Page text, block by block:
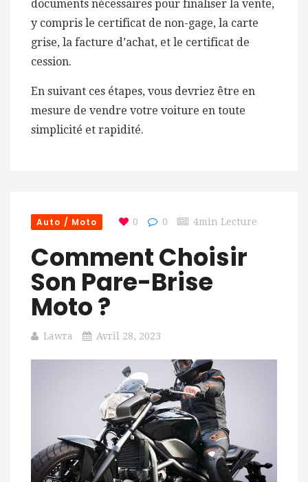
documents nécessaires pour finaliser la vente,
y compris le certificat de non-gage, la carte
grise, la facture d’achat, et le certificat de
cession.
En suivant ces étapes, vous devriez être en
mesure de vendre votre voiture en toute
simplicité et rapidité.
Auto / Moto 0 0 4min Lecture
Comment Choisir
Son Pare-Brise
Moto ?
Lawra Avril 28, 2023